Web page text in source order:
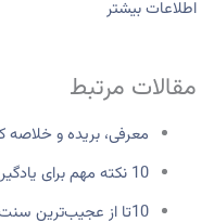
معرفی، بریده و خلاصه
10 نکته مهم برای یادگیری زبان جدید
10تا از عجیب‌ترین سنت‌های سال نو میلادی در جهان
شهید عبدالحسین